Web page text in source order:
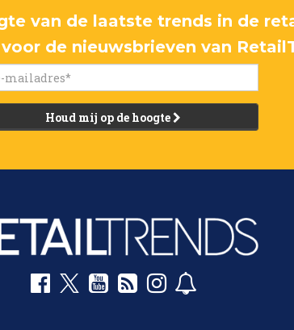
van de laatste trends in de
de nieuwsbrieven van
Houd mij op de hoogte